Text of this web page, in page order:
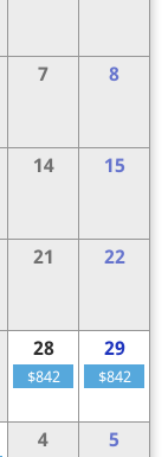
7 8
14 15
21 22
28
$842
29
$842
4 5